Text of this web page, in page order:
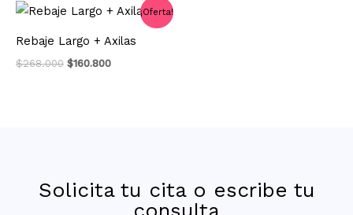
¡Oferta!
Rebaje Largo + Axilas
$268.000
El
precio
era:
$268.000.
$160.800
El
precio
actual
es:
$160.800.
Solicita tu cita o escribe tu